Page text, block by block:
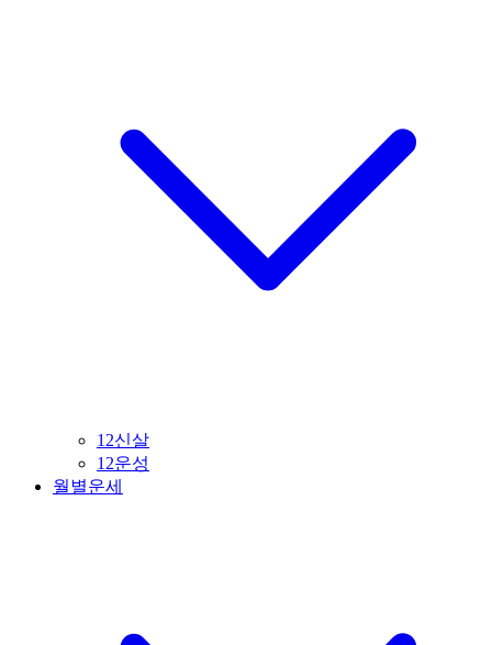
12신살
12운성
월별운세